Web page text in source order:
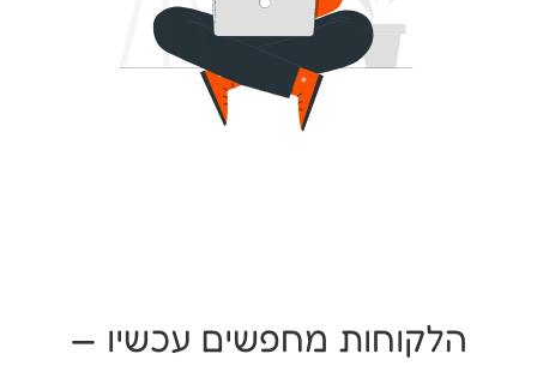
הלקוחות מחפשים עכשיו —